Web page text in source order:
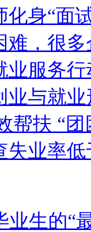
化身“面
难，很
业服务
业与就
帮扶 “团
失业率
业生的“